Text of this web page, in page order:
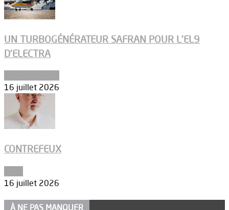
UN TURBOGÉNÉRATEUR SAFRAN POUR L’EL9
D’ELECTRA
16 juillet 2026
CONTREFEUX
16 juillet 2026
À NE PAS MANQUER